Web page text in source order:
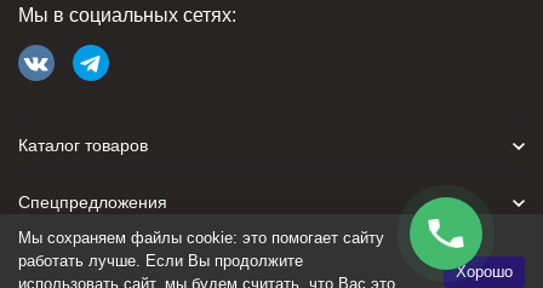
Мы в социальных сетях:
Каталог товаров
Спецпредложения
Для покупателя
Мы сохраняем файлы cookie: это помогает сайту
работать лучше. Если Вы продолжите
использовать сайт, мы будем считать, что Вас это
Хорошо